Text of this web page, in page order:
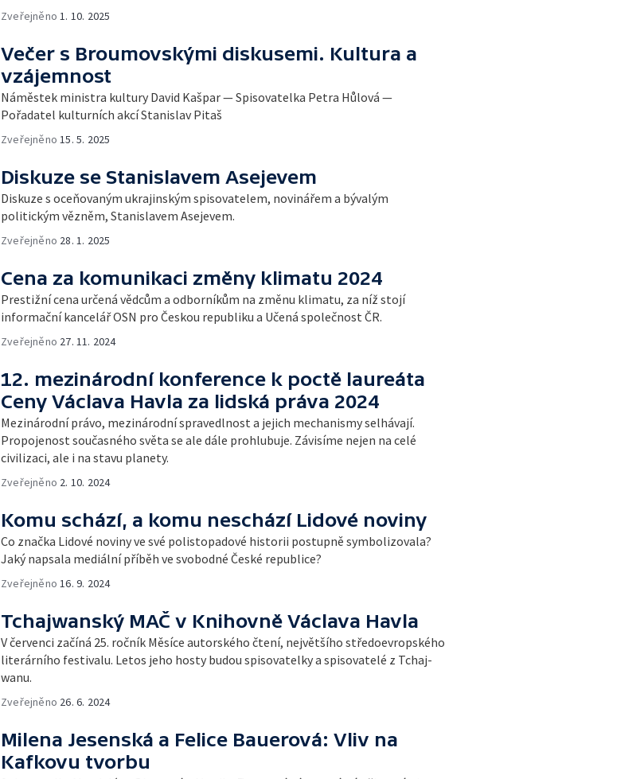
Zveřejněno 1. 10. 2025
Večer s Broumovskými diskusemi. Kultura a
vzájemnost
Náměstek ministra kultury David Kašpar — Spisovatelka Petra Hůlová —
Pořadatel kulturních akcí Stanislav Pitaš
Zveřejněno 15. 5. 2025
Diskuze se Stanislavem Asejevem
Diskuze s oceňovaným ukrajinským spisovatelem, novinářem a bývalým
politickým vězněm, Stanislavem Asejevem.
Zveřejněno 28. 1. 2025
Cena za komunikaci změny klimatu 2024
Prestižní cena určená vědcům a odborníkům na změnu klimatu, za níž stojí
informační kancelář OSN pro Českou republiku a Učená společnost ČR.
Zveřejněno 27. 11. 2024
12. mezinárodní konference k poctě laureáta
Ceny Václava Havla za lidská práva 2024
Mezinárodní právo, mezinárodní spravedlnost a jejich mechanismy selhávají.
Propojenost současného světa se ale dále prohlubuje. Závisíme nejen na celé
civilizaci, ale i na stavu planety.
Zveřejněno 2. 10. 2024
Komu schází, a komu neschází Lidové noviny
Co značka Lidové noviny ve své polistopadové historii postupně symbolizovala?
Jaký napsala mediální příběh ve svobodné České republice?
Zveřejněno 16. 9. 2024
Tchajwanský MAČ v Knihovně Václava Havla
V červenci začíná 25. ročník Měsíce autorského čtení, největšího středoevropského
literárního festivalu. Letos jeho hosty budou spisovatelky a spisovatelé z Tchaj-
wanu.
Zveřejněno 26. 6. 2024
Milena Jesenská a Felice Bauerová: Vliv na
Kafkovu tvorbu